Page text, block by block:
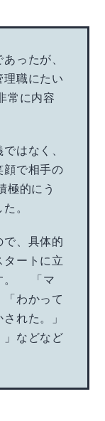
ったが、
理職にたい
常に内容
はなく、
顔で相手の
極的にう
。
で、具体的
タートに立
。 「マ
わかって
れた。」
」などなど